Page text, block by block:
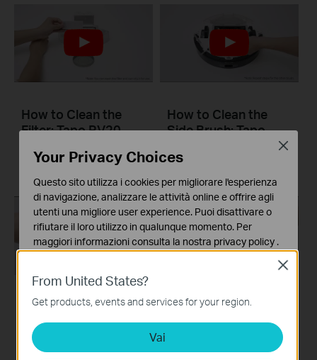
How to Clean the
Filter: Tapo RV20
How to Clean the
Side Brush: Tapo
How to Clean the
Main Brush: Tapo
RV20 Mop Plus
How to Clean the
Mop Cloth
From United States?
Get products, events and services for your region.
Vai
Close
Your Privacy Choices
Questo sito utilizza i cookies per migliorare l'esperienza
di navigazione, analizzare le attività online e offrire agli
utenti una migliore user experience. Puoi disattivare o
rifiutare il loro utilizzo in qualunque momento. Per
maggiori informazioni consulta la nostra privacy policy .
Questi cookies sono necessari per il corretto
funzionamento del sito e non possono essere disattivati
nel tuo sistema.
Analytics e Marketing Cookies
I cookies analitici ci permettono di analizzare le tue
Close